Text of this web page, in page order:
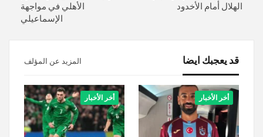
الهلال أمام الأخدود
الأهلي في مواجهة
الإسماعيلي
قد يعجبك ايضا المزيد عن المؤلف
أخر الأخبار أخر الأخبار